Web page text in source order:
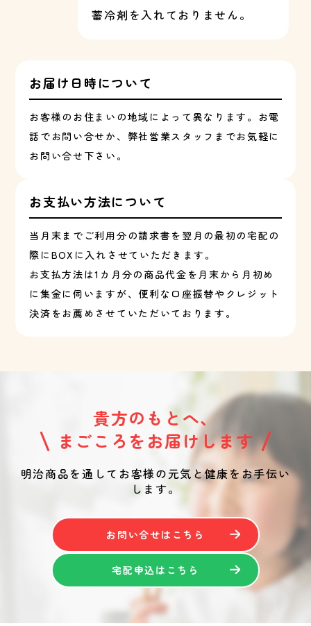
蓄冷剤を入れておりません。
お届け日時について
お客様のお住まいの地域によって異なります。お電
話でお問い合せか、弊社営業スタッフまでお気軽に
お問い合せ下さい。
お支払い方法について
当月末までご利用分の請求書を翌月の最初の宅配の
際にBOXに入れさせていただきます。
お支払方法は1カ月分の商品代金を月末から月初め
に集金に伺いますが、便利な口座振替やクレジット
決済をお薦めさせていただいております。
貴方のもとへ、
まごころをお届けします
明治商品を通してお客様の元気と健康をお手伝い
します。
お問い合せはこちら
宅配申込はこちら